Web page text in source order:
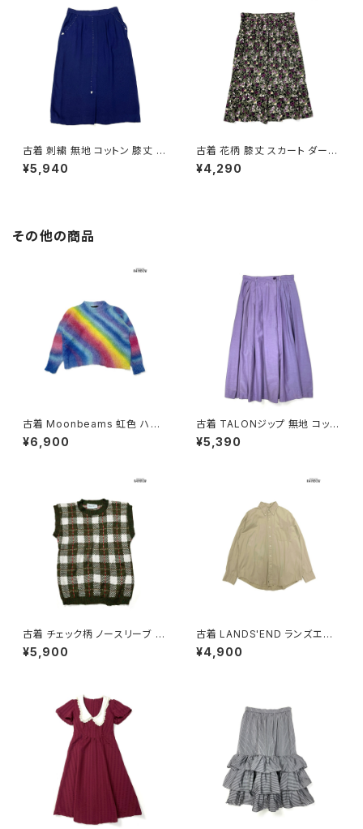
古着 刺繍 無地 コットン 膝丈 ス
カート 紺 (ba2607004)
¥5,940
古着 花柄 膝丈 スカート ダーク
グリーン (btu2604018)
¥4,290
その他の商品
古着 Moonbeams 虹色 ハイ
ネック 総柄 長袖 ニット セータ
ー カラフル 水色 (ttu2501051)
¥6,900
古着 TALONジップ 無地 コット
ン 膝丈 スカート 紫 (ba26070
02)
¥5,390
古着 チェック柄 ノースリーブ ベ
スト 緑 (ttu2501125)
¥5,900
古着 LANDS'END ランズエン
ド 前開き 無地 コットン100％
長袖 シャツ ベージュ (ttu2509
¥4,900